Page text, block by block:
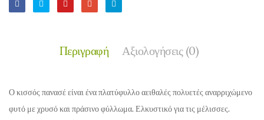
Περιγραφή Αξιολογήσεις (0)
Ο κισσός πανασέ είναι ένα πλατύφυλλο αειθαλές πολυετές αναρριχώμενο
φυτό με χρυσό και πράσινο φύλλωμα. Ελκυστικό για τις μέλισσες.